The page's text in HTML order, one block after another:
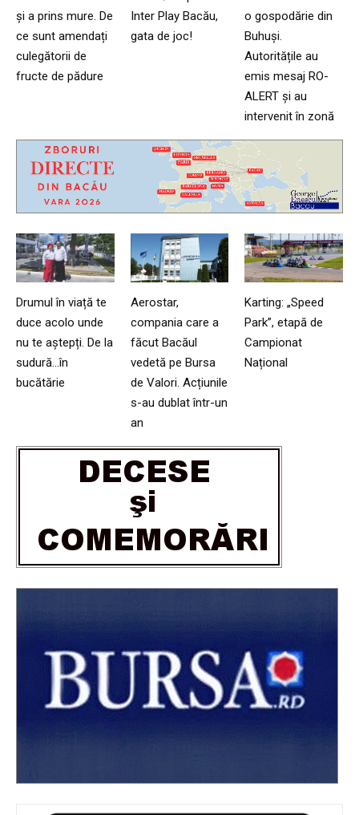
și a prins mure. De
ce sunt amendați
culegătorii de
fructe de pădure
Inter Play Bacău,
gata de joc!
o gospodărie din
Buhuși.
Autoritățile au
emis mesaj RO-
ALERT și au
intervenit în zonă
Drumul în viață te
duce acolo unde
nu te aștepți. De la
sudură…în
bucătărie
Aerostar,
compania care a
făcut Bacăul
vedetă pe Bursa
de Valori. Acțiunile
s-au dublat într-un
an
Karting: „Speed
Park”, etapă de
Campionat
Național